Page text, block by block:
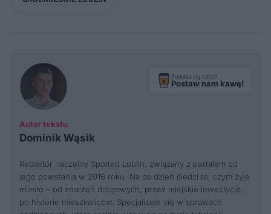
Autor tekstu
Dominik Wąsik
Podobał się tekst?
Postaw nam kawę!
Redaktor naczelny Spotted Lublin, związany z portalem od
jego powstania w 2016 roku. Na co dzień śledzi to, czym żyje
miasto – od zdarzeń drogowych, przez miejskie inwestycje,
po historie mieszkańców. Specjalizuje się w sprawach